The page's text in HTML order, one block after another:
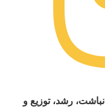
رشد، توزیع و